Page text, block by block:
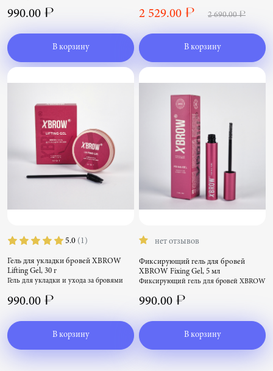
пептидами XLASH Peptide fixing brow
990.00 ₽
В корзину
2 529.00 ₽ 2 690.00 ₽
В корзину
5.0 (1)
Гель для укладки бровей XBROW
Lifting Gel, 30 г
Гель для укладки и ухода за бровями
990.00 ₽
В корзину
нет отзывов
Фиксирующий гель для бровей
XBROW Fixing Gel, 5 мл
Фиксирующий гель для бровей XBROW
990.00 ₽
В корзину